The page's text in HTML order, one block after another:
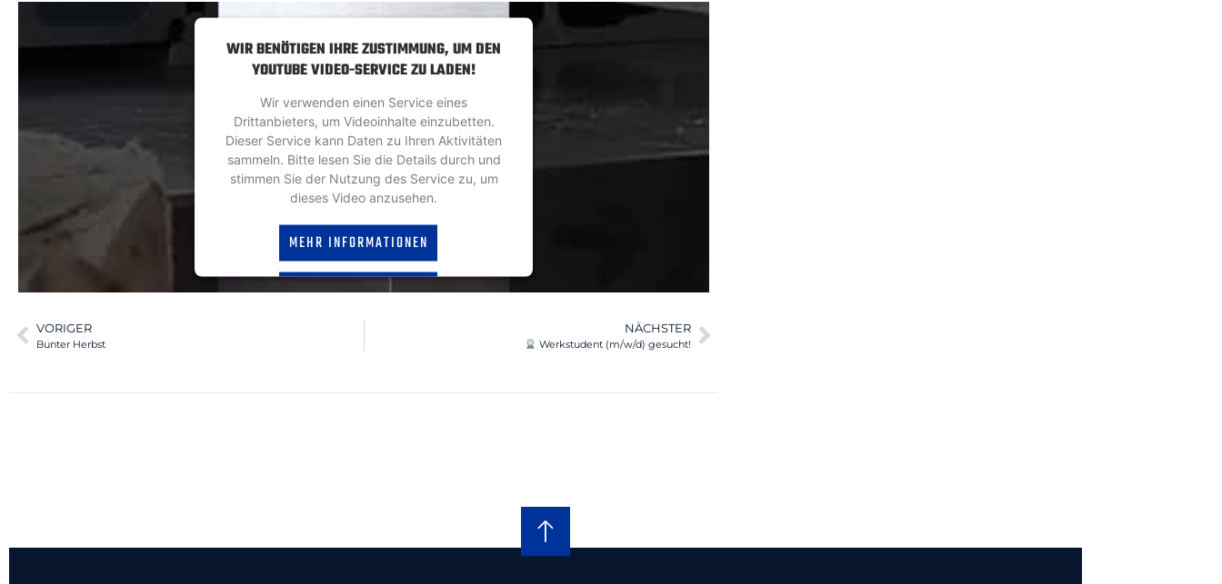
WIR BENÖTIGEN IHRE ZUSTIMMUNG, UM DEN
YOUTUBE VIDEO-SERVICE ZU LADEN!
Wir verwenden einen Service eines
Drittanbieters, um Videoinhalte einzubetten.
Dieser Service kann Daten zu Ihren Aktivitäten
sammeln. Bitte lesen Sie die Details durch und
stimmen Sie der Nutzung des Service zu, um
dieses Video anzusehen.
MEHR INFORMATIONEN
AKZEPTIEREN
Usercentrics Consent Management
VORIGER
Bunter Herbst
NÄCHSTER
Werkstudent (m/w/d) gesucht!